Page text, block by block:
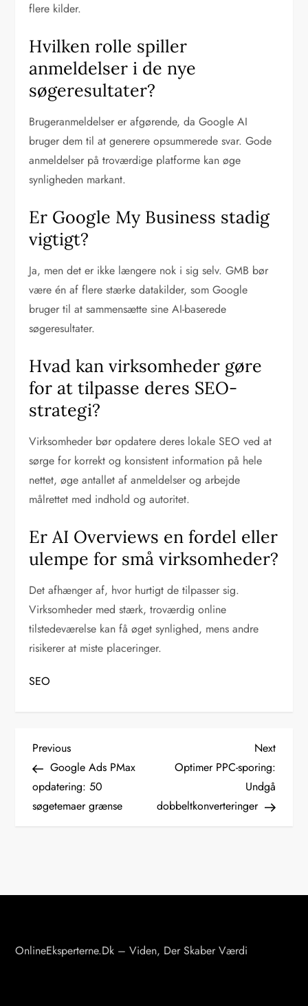
flere kilder.
Hvilken rolle spiller
anmeldelser i de nye
søgeresultater?
Brugeranmeldelser er afgørende, da Google AI
bruger dem til at generere opsummerede svar. Gode
anmeldelser på troværdige platforme kan øge
synligheden markant.
Er Google My Business stadig
vigtigt?
Ja, men det er ikke længere nok i sig selv. GMB bør
være én af flere stærke datakilder, som Google
bruger til at sammensætte sine AI-baserede
søgeresultater.
Hvad kan virksomheder gøre
for at tilpasse deres SEO-
strategi?
Virksomheder bør opdatere deres lokale SEO ved at
sørge for korrekt og konsistent information på hele
nettet, øge antallet af anmeldelser og arbejde
målrettet med indhold og autoritet.
Er AI Overviews en fordel eller
ulempe for små virksomheder?
Det afhænger af, hvor hurtigt de tilpasser sig.
Virksomheder med stærk, troværdig online
tilstedeværelse kan få øget synlighed, mens andre
risikerer at miste placeringer.
SEO
I
n
d
l
v
Previous
Post
Previous
Google Ads PMax
opdatering: 50
søgetemaer grænse
Next
Post
Next
Optimer PPC-sporing:
Undgå
dobbeltkonverteringer
OnlineEksperterne.dk – Viden, Der Skaber Værdi